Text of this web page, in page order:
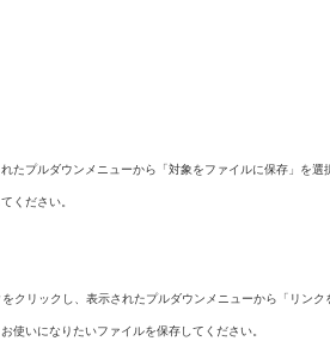
たプルダウンメニューから「対象をファイルに保存」を選
ください。
クリックし、表示されたプルダウンメニューから「リンク
使いになりたいファイルを保存してください。